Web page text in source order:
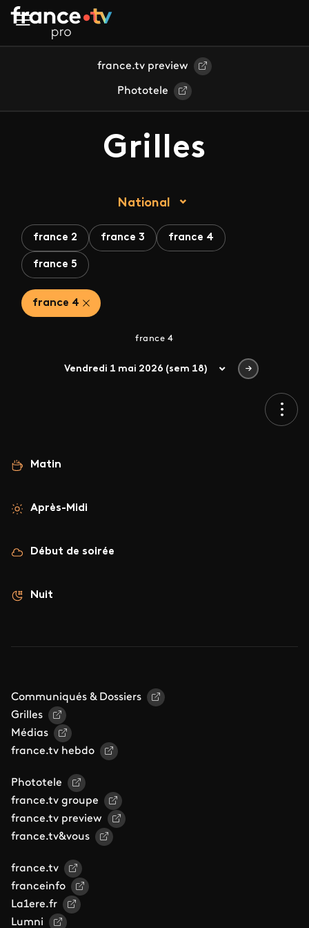
Aller au contenu principal
france.tv preview
Phototele
Grilles
National
france 2 france 3 france 4
france 5
france 4
france 4
Vendredi 1 mai 2026 (sem 18)
Matin
Après-Midi
Début de soirée
Nuit
Communiqués & Dossiers
Grilles
Médias
france.tv hebdo
Phototele
france.tv groupe
france.tv preview
france.tv&vous
france.tv
franceinfo
La1ere.fr
Lumni